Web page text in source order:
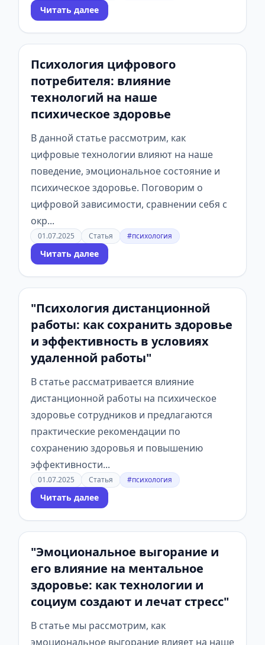
Читать далее
Психология цифрового
потребителя: влияние
технологий на наше
психическое здоровье
В данной статье рассмотрим, как
цифровые технологии влияют на наше
поведение, эмоциональное состояние и
психическое здоровье. Поговорим о
цифровой зависимости, сравнении себя с
окр...
01.07.2025 Статья #психология
Читать далее
"Психология дистанционной
работы: как сохранить здоровье
и эффективность в условиях
удаленной работы"
В статье рассматривается влияние
дистанционной работы на психическое
здоровье сотрудников и предлагаются
практические рекомендации по
сохранению здоровья и повышению
эффективности...
01.07.2025 Статья #психология
Читать далее
"Эмоциональное выгорание и
его влияние на ментальное
здоровье: как технологии и
социум создают и лечат стресс"
В статье мы рассмотрим, как
эмоциональное выгорание влияет на наше